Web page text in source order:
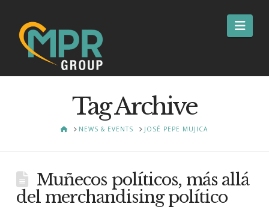
Tag Archive
HOMENEWS & EVENTS JOSÉ PEPE MUJICA
Muñecos políticos, más allá
del merchandising político